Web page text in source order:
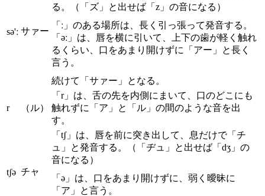
sə'ː サァー
る。（「ズ」と出せば「z」の音になる）
「ː」のある場所は、長く引っ張って発音する。
「əː」は、唇を横に引いて、上下の歯が軽く触れ
るくらい、口をあまり開けずに「アー」と長く
言う。
続けて「サァー」となる。
r （ル）
「r」は、舌の先を内側にまいて、口のどこにも
触れずに「ア」と「ル」の間のような音を出
す。
tʃə チャ
「tʃ」は、唇を前に突き出して、息だけで「チ
ュ」と発音する。（「ヂュ」と出せば「dʒ」の
音になる）
「ə」は、口をあまり開けずに、弱く曖昧に
「ア」と言う。